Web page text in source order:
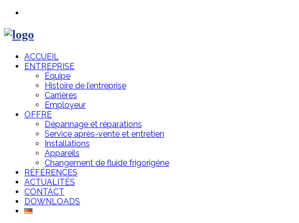
ACCUEIL
ENTREPRISE
Équipe
Histoire de l’entreprise
Carrières
Employeur
OFFRE
Dépannage et réparations
Service après-vente et entretien
Installations
Appareils
Changement de fluide frigorigène
RÉFÉRENCES
ACTUALITÉS
CONTACT
DOWNLOADS